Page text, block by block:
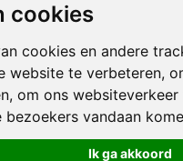
cookies
cookies en andere
website te verbeteren,
om ons
vandaan
Ik ga akkoord
13.30 - 17.00
13.30 - 17.00
Onze laatste